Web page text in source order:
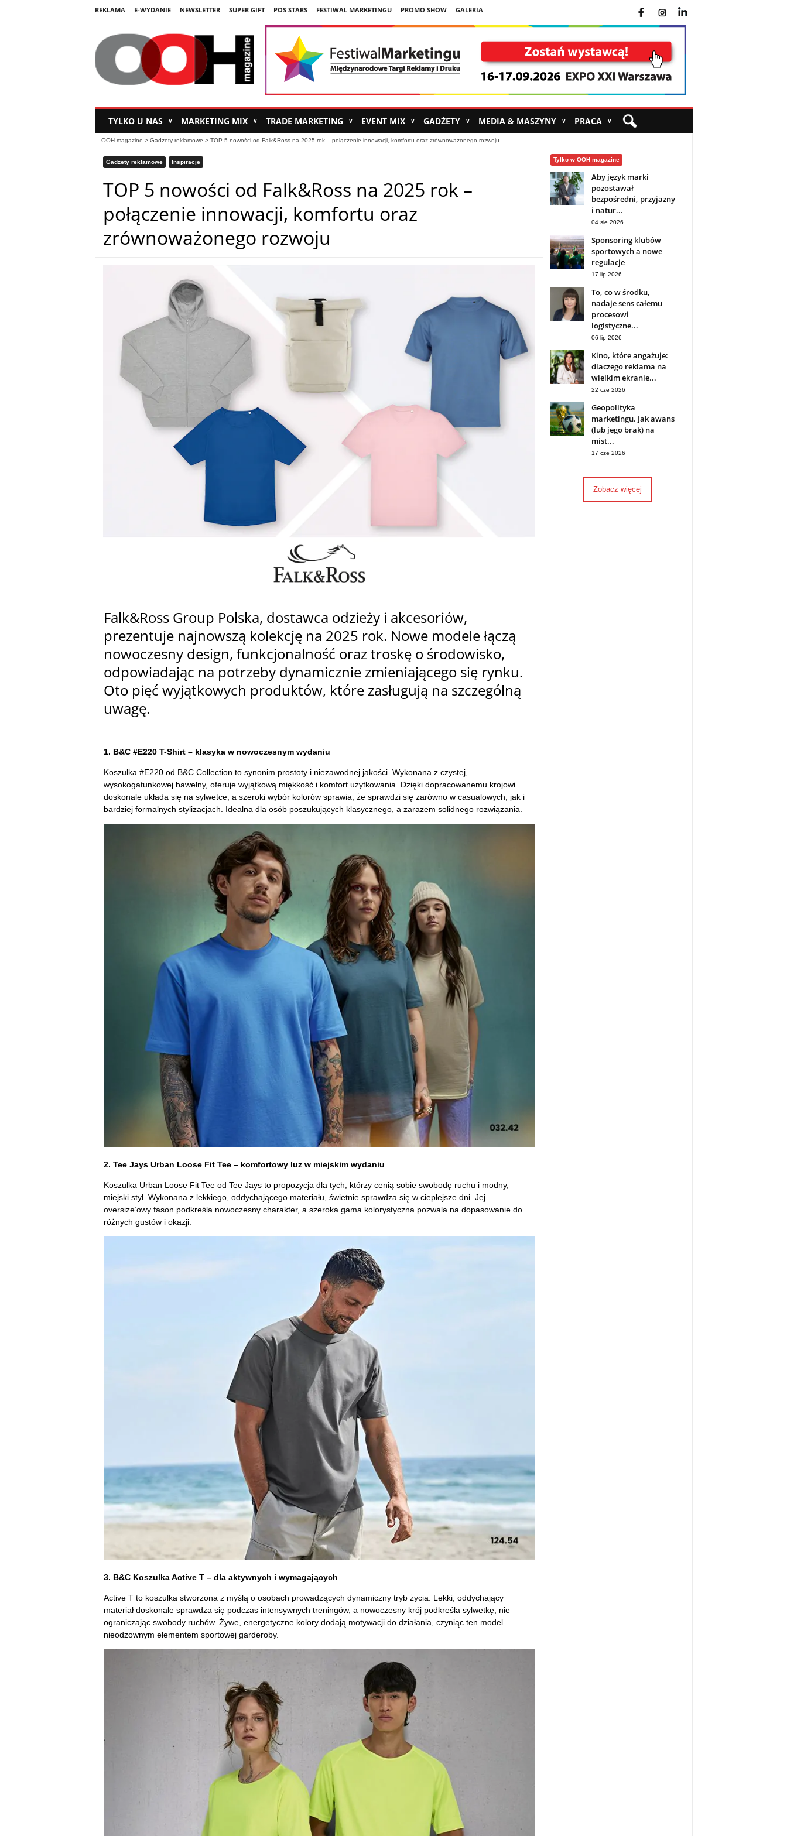
REKLAMA E-WYDANIE NEWSLETTER SUPER GIFT POS STARS FESTIWAL MARKETINGU PROMO SHOW GALERIA
TYLKO U NAS ∨ MARKETING MIX ∨ TRADE MARKETING ∨ EVENT MIX ∨ GADŻETY ∨ MEDIA & MASZYNY ∨ PRACA ∨
OOH magazine > Gadżety reklamowe > TOP 5 nowości od Falk&Ross na 2025 rok – połączenie innowacji, komfortu oraz zrównoważonego rozwoju
Gadżety reklamowe Inspiracje
TOP 5 nowości od Falk&Ross na 2025 rok –
połączenie innowacji, komfortu oraz
zrównoważonego rozwoju
Falk&Ross Group Polska, dostawca odzieży i akcesoriów,
prezentuje najnowszą kolekcję na 2025 rok. Nowe modele łączą
nowoczesny design, funkcjonalność oraz troskę o środowisko,
odpowiadając na potrzeby dynamicznie zmieniającego się rynku.
Oto pięć wyjątkowych produktów, które zasługują na szczególną
uwagę.
1. B&C #E220 T-Shirt – klasyka w nowoczesnym wydaniu
Koszulka #E220 od B&C Collection to synonim prostoty i niezawodnej jakości. Wykonana z czystej,
wysokogatunkowej bawełny, oferuje wyjątkową miękkość i komfort użytkowania. Dzięki dopracowanemu krojowi
doskonale układa się na sylwetce, a szeroki wybór kolorów sprawia, że sprawdzi się zarówno w casualowych, jak i
bardziej formalnych stylizacjach. Idealna dla osób poszukujących klasycznego, a zarazem solidnego rozwiązania.
2. Tee Jays Urban Loose Fit Tee – komfortowy luz w miejskim wydaniu
Koszulka Urban Loose Fit Tee od Tee Jays to propozycja dla tych, którzy cenią sobie swobodę ruchu i modny,
miejski styl. Wykonana z lekkiego, oddychającego materiału, świetnie sprawdza się w cieplejsze dni. Jej
oversize’owy fason podkreśla nowoczesny charakter, a szeroka gama kolorystyczna pozwala na dopasowanie do
różnych gustów i okazji.
3. B&C Koszulka Active T – dla aktywnych i wymagających
Active T to koszulka stworzona z myślą o osobach prowadzących dynamiczny tryb życia. Lekki, oddychający
materiał doskonale sprawdza się podczas intensywnych treningów, a nowoczesny krój podkreśla sylwetkę, nie
ograniczając swobody ruchów. Żywe, energetyczne kolory dodają motywacji do działania, czyniąc ten model
nieodzownym elementem sportowej garderoby.
Tylko w OOH magazine
Aby język marki
pozostawał
bezpośredni, przyjazny
i natur...
04 sie 2026
Sponsoring klubów
sportowych a nowe
regulacje
17 lip 2026
To, co w środku,
nadaje sens całemu
procesowi
logistyczne...
06 lip 2026
Kino, które angażuje:
dlaczego reklama na
wielkim ekranie...
22 cze 2026
Geopolityka
marketingu. Jak awans
(lub jego brak) na
mist...
17 cze 2026
Zobacz więcej